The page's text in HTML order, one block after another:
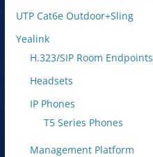
UTP Cat6e Outdoor+Sling
Yealink
H.323/SIP Room Endpoints
Headsets
IP Phones
T5 Series Phones
Management Platform